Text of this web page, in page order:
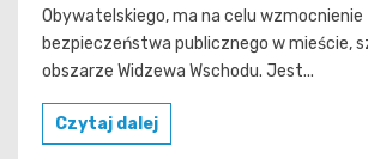
Obywatelskiego, ma na celu wzmocnienie
bezpieczeństwa publicznego w mieście,
obszarze Widzewa Wschodu. Jest...
Czytaj dalej